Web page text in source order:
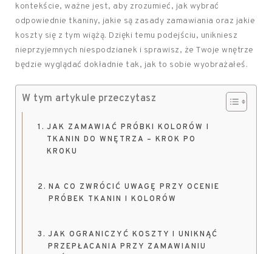
kontekście, ważne jest, aby zrozumieć, jak wybrać
odpowiednie tkaniny, jakie są zasady zamawiania oraz jakie
koszty się z tym wiążą. Dzięki temu podejściu, unikniesz
nieprzyjemnych niespodzianek i sprawisz, że Twoje wnętrze
będzie wyglądać dokładnie tak, jak to sobie wyobrażałeś.
W tym artykule przeczytasz
JAK ZAMAWIAĆ PRÓBKI KOLORÓW I
TKANIN DO WNĘTRZA – KROK PO
KROKU
NA CO ZWRÓCIĆ UWAGĘ PRZY OCENIE
PRÓBEK TKANIN I KOLORÓW
JAK OGRANICZYĆ KOSZTY I UNIKNĄĆ
PRZEPŁACANIA PRZY ZAMAWIANIU